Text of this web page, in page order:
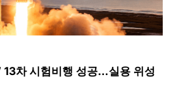
13차 시험비행 성공…실용 위성